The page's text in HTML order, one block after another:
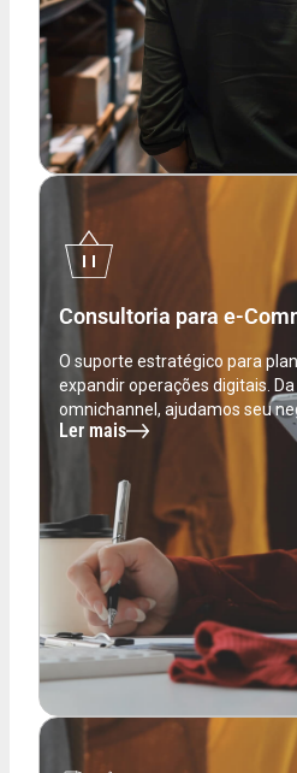
Consultoria para e-
O suporte estratégico para
expandir operações digitais.
omnichannel, ajudamos seu
Ler mais